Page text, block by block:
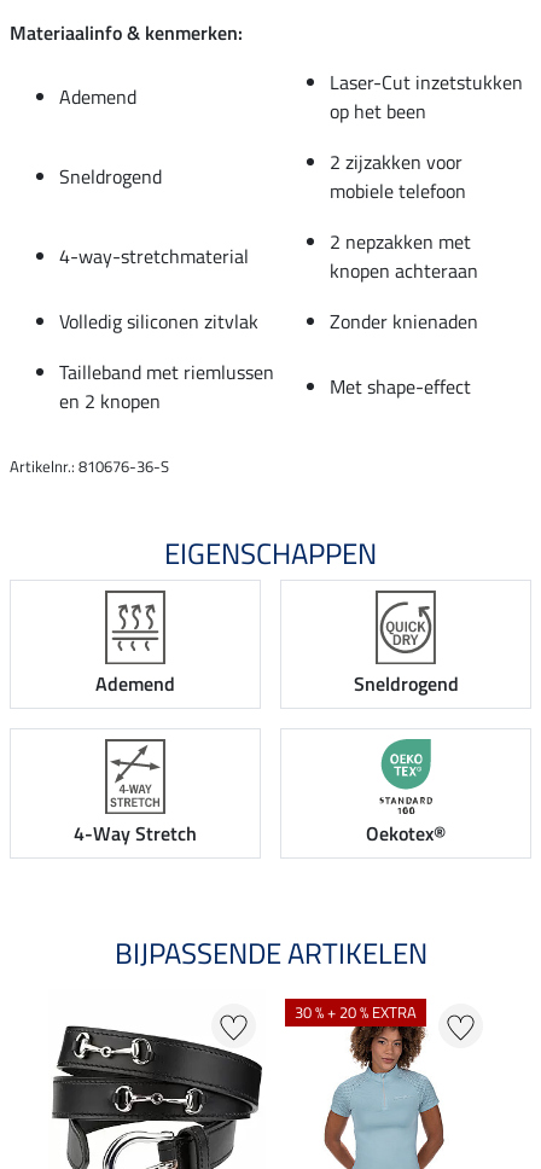
Materiaalinfo & kenmerken:
Ademend
Laser-Cut inzetstukken
op het been
Sneldrogend
2 zijzakken voor
mobiele telefoon
4-way-stretchmaterial
2 nepzakken met
knopen achteraan
Volledig siliconen zitvlak
Zonder knienaden
Tailleband met riemlussen
en 2 knopen
Met shape-effect
Artikelnr.: 810676-36-S
EIGENSCHAPPEN
Ademend Sneldrogend
4-Way Stretch Oekotex®
BIJPASSENDE ARTIKELEN
30 % + 20 % EXTRA